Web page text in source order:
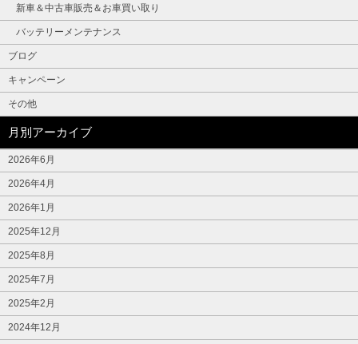
新車＆中古車販売＆お車買い取り
バッテリーメンテナンス
ブログ
キャンペーン
その他
月別アーカイブ
2026年6月
2026年4月
2026年1月
2025年12月
2025年8月
2025年7月
2025年2月
2024年12月